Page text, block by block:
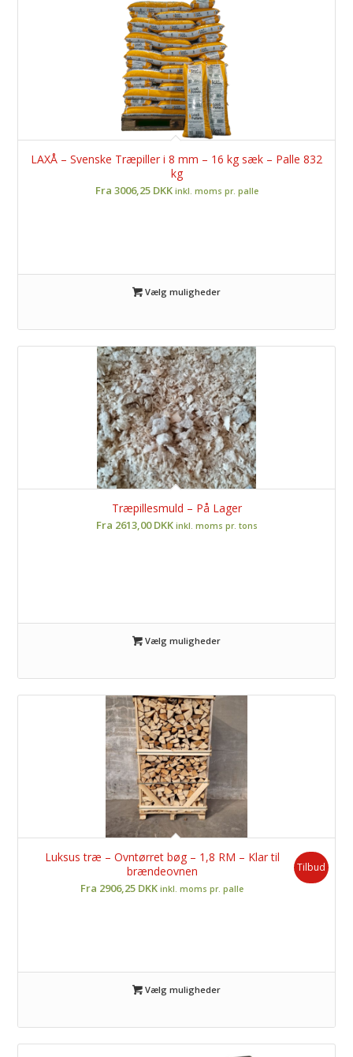
LAXÅ – Svenske Træpiller i 8 mm – 16 kg sæk – Palle 832
kg
Fra 3006,25 DKK inkl. moms pr. palle
Vælg muligheder
Træpillesmuld – På Lager
Fra 2613,00 DKK inkl. moms pr. tons
Vælg muligheder
Luksus træ – Ovntørret bøg – 1,8 RM – Klar til
brændeovnen
Fra 2906,25 DKK inkl. moms pr. palle
Tilbud
Vælg muligheder